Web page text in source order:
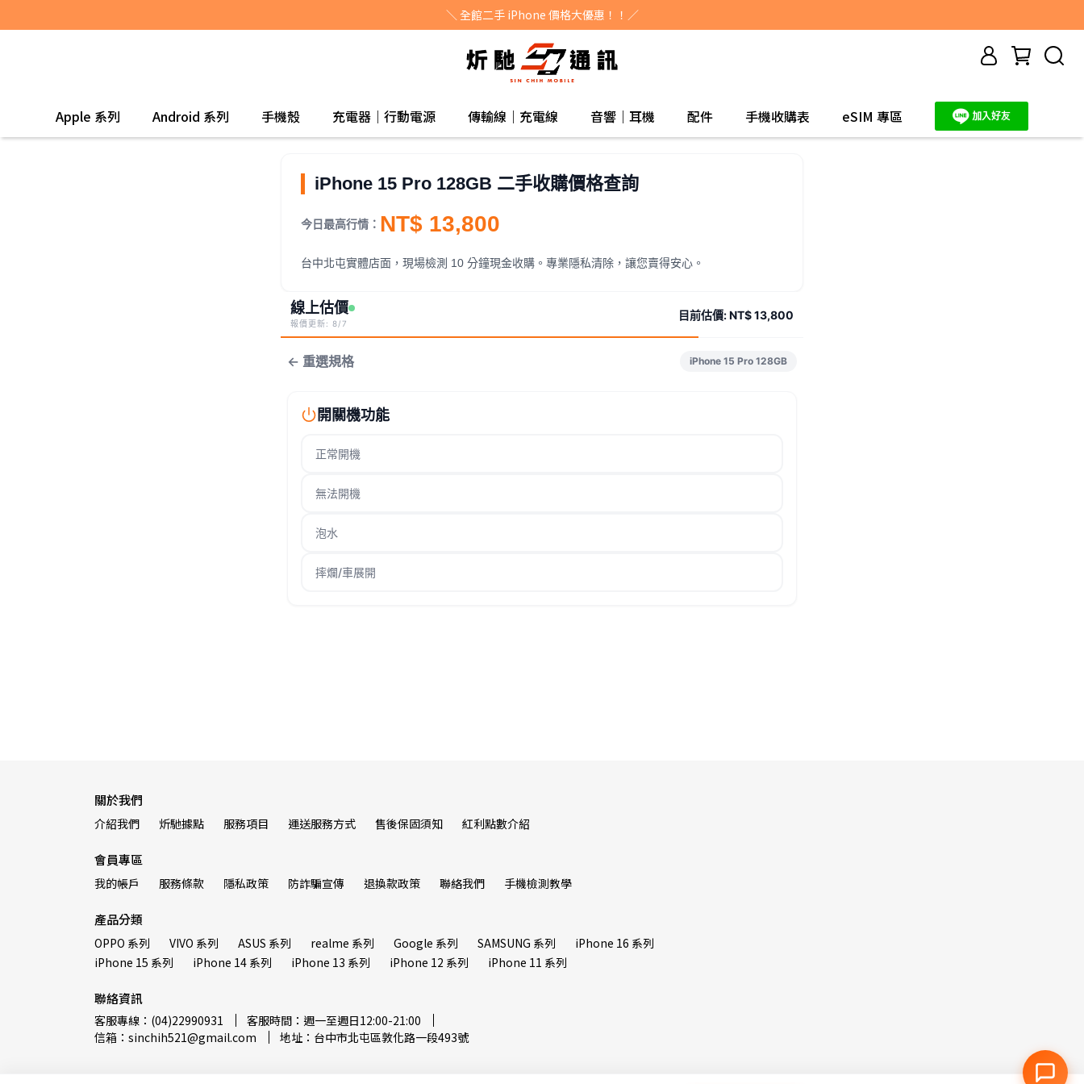
＼ 全館二手 iPhone 價格大優惠！！／
Apple 系列 Android 系列 手機殼 充電器｜行動電源 傳輸線｜充電線 音響｜耳機 配件 手機收購表 eSIM 專區
iPhone 15 Pro 128GB 二手收購價格查詢
今日最高行情： NT$ 13,800
台中北屯實體店面，現場檢測 10 分鐘現金收購。專業隱私清除，讓您賣得安心。
線上估價
報價更新: 8/7
目前估價:NT$ 13,800
← 重選規格 iPhone 15 Pro 128GB
開關機功能
正常開機
無法開機
泡水
摔爛/車展開
關於我們
介紹我們 炘馳據點 服務項目 運送服務方式 售後保固須知 紅利點數介紹
會員專區
我的帳戶 服務條款 隱私政策 防詐騙宣傳 退換款政策 聯絡我們 手機檢測教學
產品分類
OPPO 系列 VIVO 系列 ASUS 系列 realme 系列 Google 系列 SAMSUNG 系列
iPhone 16 系列
iPhone 15 系列
iPhone 14 系列 iPhone 13 系列 iPhone 12 系列 iPhone 11 系列
聯絡資訊
客服專線：(04)22990931
客服時間：週一至週日12:00-21:00
信箱：sinchih521@gmail.com
地址：台中市北屯區敦化路一段493號